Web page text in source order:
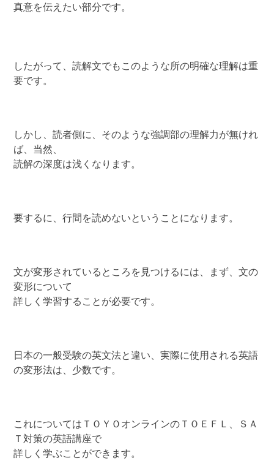
真意を伝えたい部分です。
したがって、読解文でもこのような所の明確な理解は重
要です。
しかし、読者側に、そのような強調部の理解力が無けれ
ば、当然、
読解の深度は浅くなります。
要するに、行間を読めないということになります。
文が変形されているところを見つけるには、まず、文の
変形について
詳しく学習することが必要です。
日本の一般受験の英文法と違い、実際に使用される英語
の変形法は、少数です。
これについてはＴＯＹＯオンラインのＴＯＥＦＬ、ＳＡ
Ｔ対策の英語講座で
詳しく学ぶことができます。